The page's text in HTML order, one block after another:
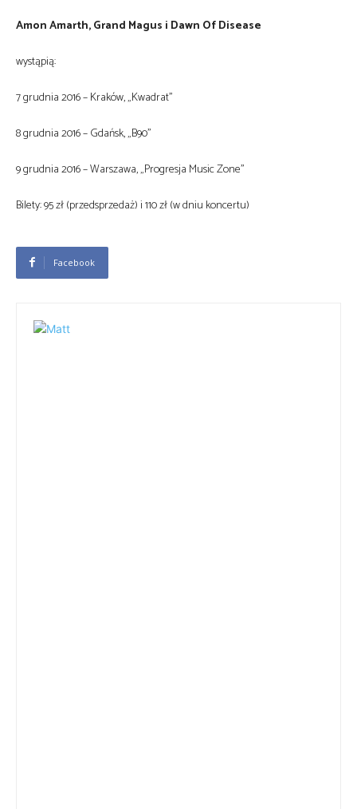
Amon Amarth,Grand Magus i Dawn Of Disease
wystąpią:
7 grudnia 2016 – Kraków, „Kwadrat”
8 grudnia 2016 – Gdańsk, „B90”
9 grudnia 2016 – Warszawa, „Progresja Music Zone”
Bilety: 95 zł (przedsprzedaż) i 110 zł (w dniu koncertu)
Facebook